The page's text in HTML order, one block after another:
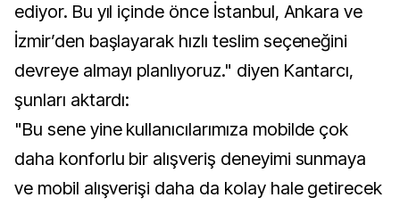
ediyor. Bu yıl içinde önce İstanbul, Ankara ve
İzmir’den başlayarak hızlı teslim seçeneğini
devreye almayı planlıyoruz." diyen Kantarcı,
şunları aktardı:
"Bu sene yine kullanıcılarımıza mobilde çok
daha konforlu bir alışveriş deneyimi sunmaya
ve mobil alışverişi daha da kolay hale getirecek